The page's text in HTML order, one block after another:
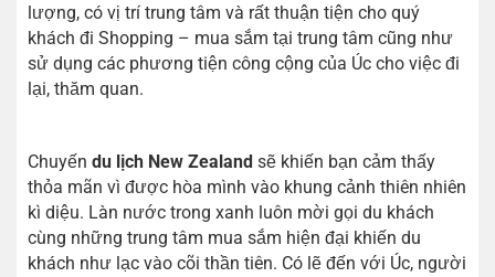
lượng, có vị trí trung tâm và rất thuận tiện cho quý
khách đi Shopping – mua sắm tại trung tâm cũng như
sử dụng các phương tiện công cộng của Úc cho việc đi
lại, thăm quan.
Chuyến du lịch New Zealand sẽ khiến bạn cảm thấy
thỏa mãn vì được hòa mình vào khung cảnh thiên nhiên
kì diệu. Làn nước trong xanh luôn mời gọi du khách
cùng những trung tâm mua sắm hiện đại khiến du
khách như lạc vào cõi thần tiên. Có lẽ đến với Úc, người